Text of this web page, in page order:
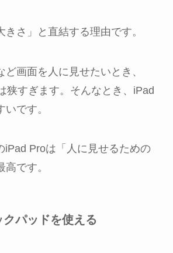
きさ」と直結する理由です。
画面を人に見せたいとき、
狭すぎます。そんなとき、iPad
です。
iPad Proは「人に見せるための
です。
パッドを使える